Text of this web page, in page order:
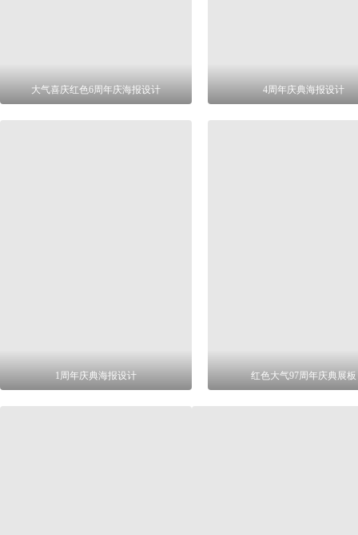
大气喜庆红色6周年庆海报设计 4周年庆典海报设计
1周年庆典海报设计 红色大气97周年庆典展板